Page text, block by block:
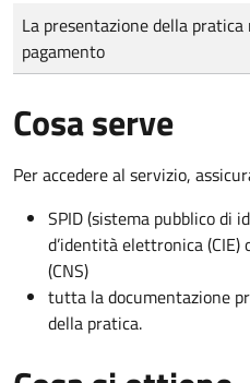
Tipo di pagamento
Importo
La presentazione della
pagamento
Cosa serve
Per accedere al servizio,
SPID (sistema pubblico di
d’identità elettronica
(CNS)
tutta la documentazione
della pratica.